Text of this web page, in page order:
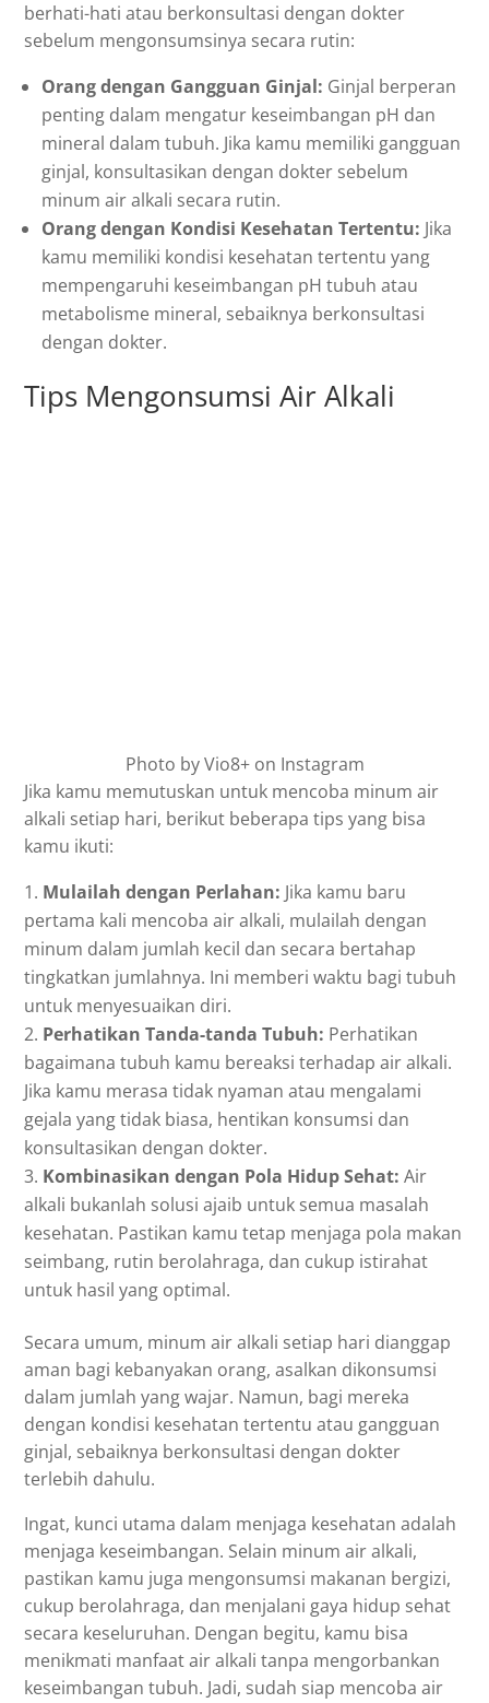
berhati-hati atau berkonsultasi dengan dokter
sebelum mengonsumsinya secara rutin:
Orang dengan Gangguan Ginjal: Ginjal berperan
penting dalam mengatur keseimbangan pH dan
mineral dalam tubuh. Jika kamu memiliki gangguan
ginjal, konsultasikan dengan dokter sebelum
minum air alkali secara rutin.
Orang dengan Kondisi Kesehatan Tertentu: Jika
kamu memiliki kondisi kesehatan tertentu yang
mempengaruhi keseimbangan pH tubuh atau
metabolisme mineral, sebaiknya berkonsultasi
dengan dokter.
Tips Mengonsumsi Air Alkali
Photo by Vio8+ on Instagram
Jika kamu memutuskan untuk mencoba minum air
alkali setiap hari, berikut beberapa tips yang bisa
kamu ikuti:
Mulailah dengan Perlahan: Jika kamu baru
pertama kali mencoba air alkali, mulailah dengan
minum dalam jumlah kecil dan secara bertahap
tingkatkan jumlahnya. Ini memberi waktu bagi tubuh
untuk menyesuaikan diri.
Perhatikan Tanda-tanda Tubuh: Perhatikan
bagaimana tubuh kamu bereaksi terhadap air alkali.
Jika kamu merasa tidak nyaman atau mengalami
gejala yang tidak biasa, hentikan konsumsi dan
konsultasikan dengan dokter.
Kombinasikan dengan Pola Hidup Sehat: Air
alkali bukanlah solusi ajaib untuk semua masalah
kesehatan. Pastikan kamu tetap menjaga pola makan
seimbang, rutin berolahraga, dan cukup istirahat
untuk hasil yang optimal.
Secara umum, minum air alkali setiap hari dianggap
aman bagi kebanyakan orang, asalkan dikonsumsi
dalam jumlah yang wajar. Namun, bagi mereka
dengan kondisi kesehatan tertentu atau gangguan
ginjal, sebaiknya berkonsultasi dengan dokter
terlebih dahulu.
Ingat, kunci utama dalam menjaga kesehatan adalah
menjaga keseimbangan. Selain minum air alkali,
pastikan kamu juga mengonsumsi makanan bergizi,
cukup berolahraga, dan menjalani gaya hidup sehat
secara keseluruhan. Dengan begitu, kamu bisa
menikmati manfaat air alkali tanpa mengorbankan
keseimbangan tubuh. Jadi, sudah siap mencoba air